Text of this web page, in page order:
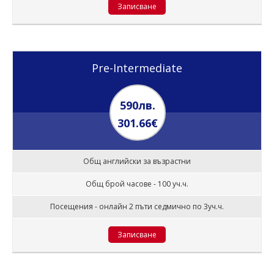
Записване
Pre-Intermediate
590лв.
301.66€
Общ английски за възрастни
Общ брой часове - 100 уч.ч.
Посещения - онлайн 2 пъти седмично по 3уч.ч.
Записване